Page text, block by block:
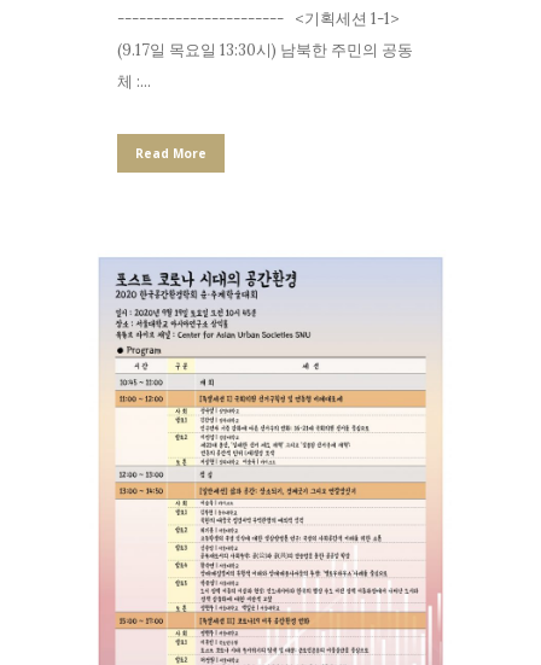
----------------------- <기획세션 1-1>
(9.17일 목요일 13:30시) 남북한 주민의 공동
체 :...
Read More